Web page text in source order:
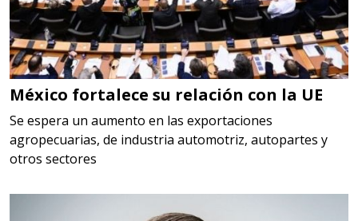
HSS, CON RECUBRIMIENTO,
CARBURO, RIMAS, ENDMILLS,
BROCAS, LIMAS, ETC
Aplicar al Requerimiento
Empresa en Querétaro
HERRAMIENTAS DE TORQUE
México fortalece su relación con la UE
Se espera un aumento en las exportaciones
agropecuarias, de industria automotriz, autopartes y
otros sectores